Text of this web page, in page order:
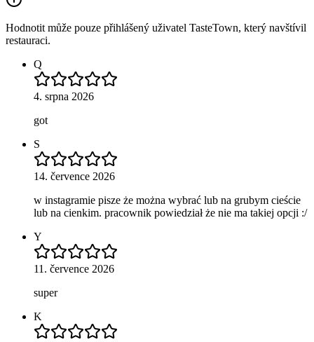
Hodnotit může pouze přihlášený uživatel TasteTown, který navštívil
restauraci.
Q
4. srpna 2026
got
S
14. července 2026
w instagramie pisze że można wybrać lub na grubym cieście
lub na cienkim. pracownik powiedział że nie ma takiej opcji :/
Y
11. července 2026
super
K